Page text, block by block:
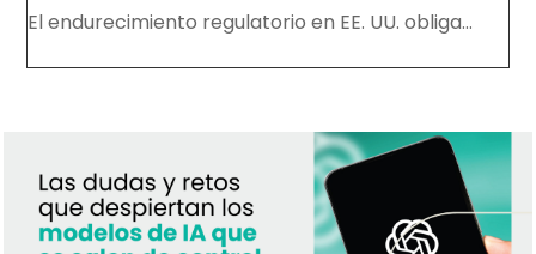
El endurecimiento regulatorio en EE. UU. obliga...